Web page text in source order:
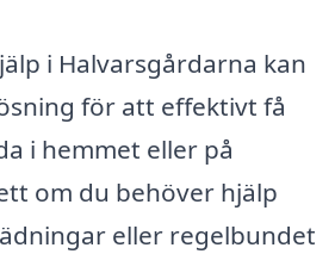
i Halvarsgårdarna kan
för att effektivt få
i hemmet eller på
om du behöver hjälp
eller regelbundet